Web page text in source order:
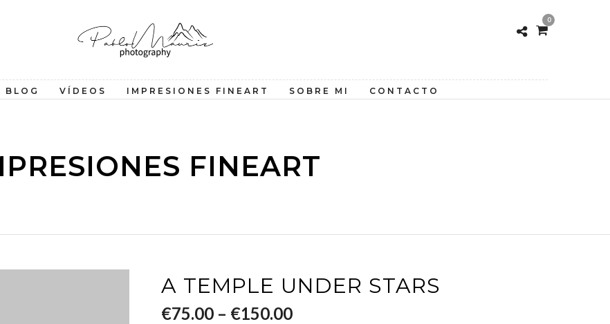
0
BLOG VÍDEOS IMPRESIONES FINEART SOBRE MI CONTACTO
FINEART
A TEMPLE UNDER STARS
€75.00 – €150.00